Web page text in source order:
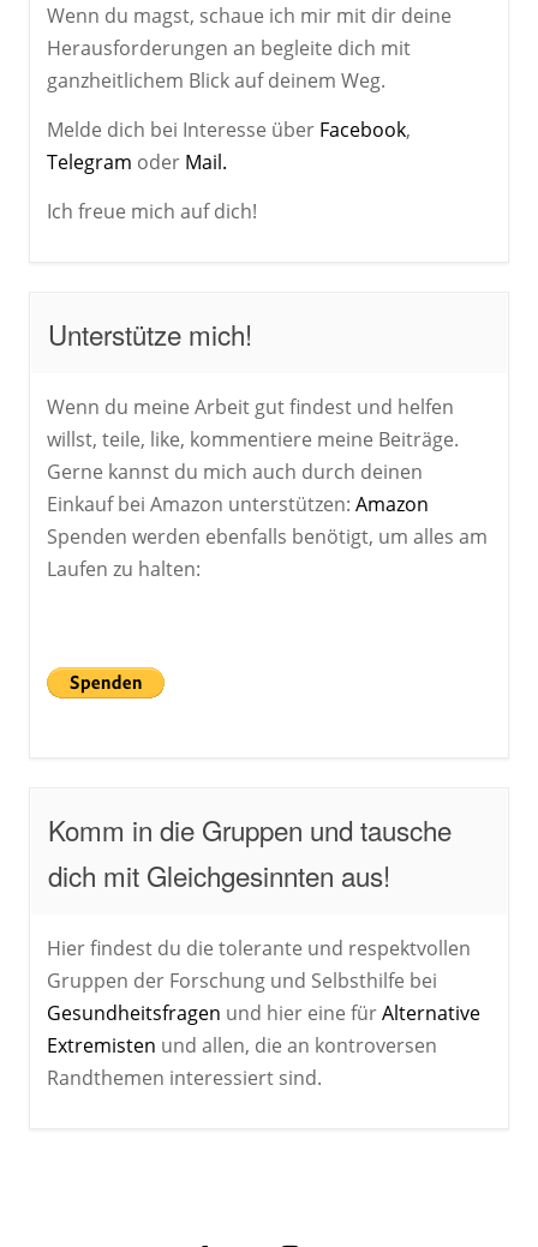
Wenn du magst, schaue ich mir mit dir deine
Herausforderungen an begleite dich mit
ganzheitlichem Blick auf deinem Weg.
Melde dich bei Interesse über Facebook,
Telegram oder Mail.
Ich freue mich auf dich!
Unterstütze mich!
Wenn du meine Arbeit gut findest und helfen
willst, teile, like, kommentiere meine Beiträge.
Gerne kannst du mich auch durch deinen
Einkauf bei Amazon unterstützen: Amazon
Spenden werden ebenfalls benötigt, um alles am
Laufen zu halten:
Komm in die Gruppen und tausche
dich mit Gleichgesinnten aus!
Hier findest du die tolerante und respektvollen
Gruppen der Forschung und Selbsthilfe bei
Gesundheitsfragen und hier eine fürAlternative
Extremisten und allen, die an kontroversen
Randthemen interessiert sind.